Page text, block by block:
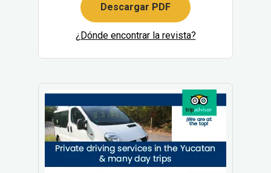
Descargar PDF
¿Dónde encontrar la revista?